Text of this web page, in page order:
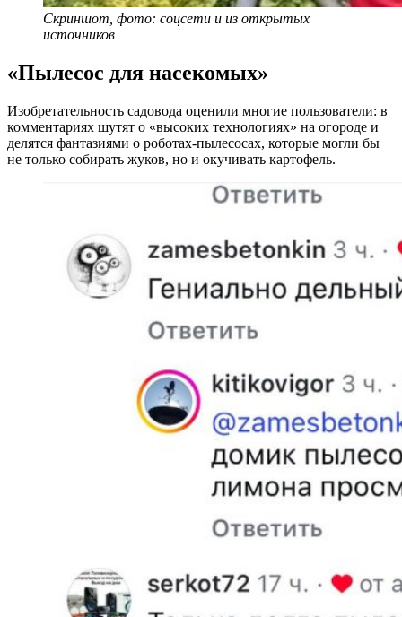
Скриншот, фото: соцсети и из открытых
источников
«Пылесос для насекомых»
Изобретательность садовода оценили многие пользователи: в
комментариях шутят о «высоких технологиях» на огороде и
делятся фантазиями о роботах-пылесосах, которые могли бы
не только собирать жуков, но и окучивать картофель.